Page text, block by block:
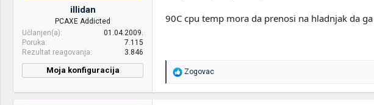
PSU: FSP Fortron HYPER-S 500W
Mice &
keyboard:
A4 Bloody V8M
Internet: ADSL
illidan
PCAXE Addicted
Učlanjen(a)
01.04.2009.
Poruka
7.115
Rezultat reagovanja
3.846
Moja konfiguracija
90C cpu temp mora da prenosi na hladnjak da
R
a
Zogovac